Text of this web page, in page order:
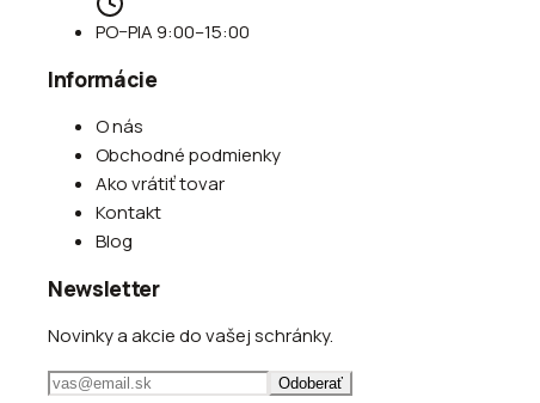
PO–PIA 9:00–15:00
Informácie
O nás
Obchodné podmienky
Ako vrátiť tovar
Kontakt
Blog
Newsletter
Novinky a akcie do vašej schránky.
Odoberať